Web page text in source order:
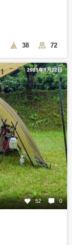
38 72
2025年9月22日
52 0